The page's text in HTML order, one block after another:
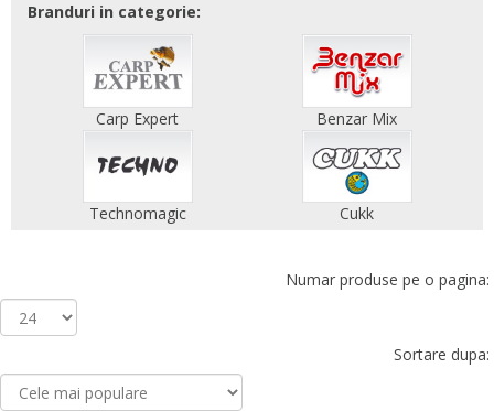
Branduri in categorie:
Carp Expert Benzar Mix
Technomagic Cukk
Numar produse pe o pagina:
Sortare dupa: